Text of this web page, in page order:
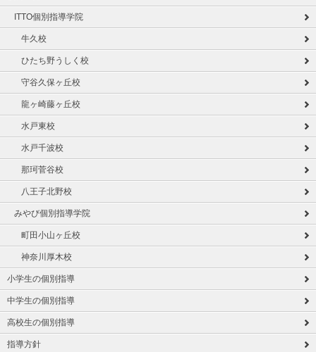
ITTO個別指導学院
牛久校
ひたち野うしく校
守谷久保ヶ丘校
龍ヶ崎藤ヶ丘校
水戸東校
水戸千波校
那珂菅谷校
八王子北野校
みやび個別指導学院
町田小山ヶ丘校
神奈川厚木校
小学生の個別指導
中学生の個別指導
高校生の個別指導
指導方針